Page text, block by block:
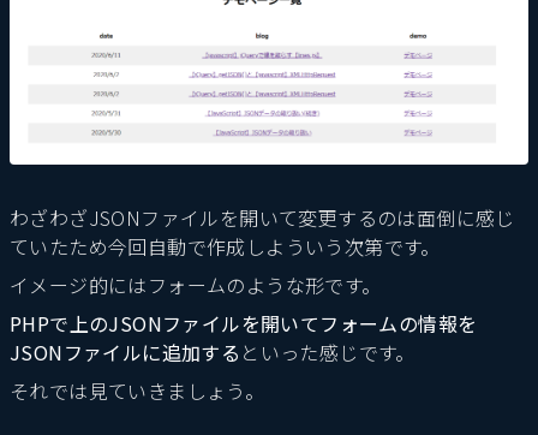
わざわざJSONファイルを開いて変更するのは面倒に感じ
ていたため今回自動で作成しよういう次第です。
イメージ的にはフォームのような形です。
PHPで上のJSONファイルを開いてフォームの情報を
JSONファイルに追加する といった感じです。
それでは見ていきましょう。